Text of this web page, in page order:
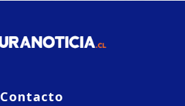
Contacto